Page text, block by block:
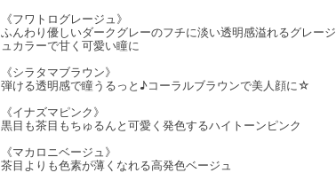
《フワトログレージュ》
ふんわり優しいダークグレーのフチに淡い透明感溢れるグレージ
ュカラーで甘く可愛い瞳に
《シラタマブラウン》
弾ける透明感で瞳うるっと♪コーラルブラウンで美人顔に☆
《イナズマピンク》
黒目も茶目もちゅるんと可愛く発色するハイトーンピンク
《マカロニベージュ》
茶目よりも色素が薄くなれる高発色ベージュ